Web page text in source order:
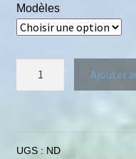
Modèles
Ajouter
UGS : ND